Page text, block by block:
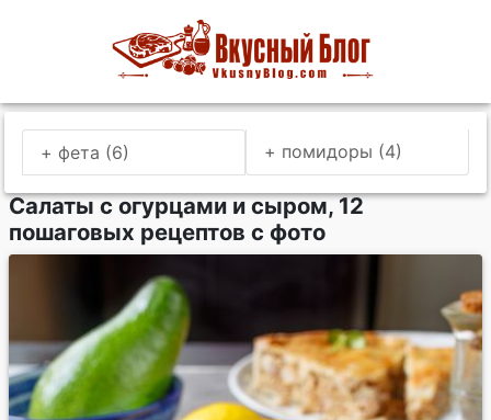
+ фета (6) + помидоры (4)
Салаты с огурцами и сыром, 12
пошаговых рецептов с фото